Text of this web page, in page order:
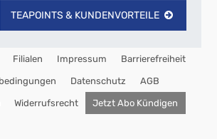
TEAPOINTS & KUNDENVORTEILE
Filialen Impressum Barrierefreiheit
Datenschutz AGB
Widerrufsrecht Jetzt Abo Kündigen